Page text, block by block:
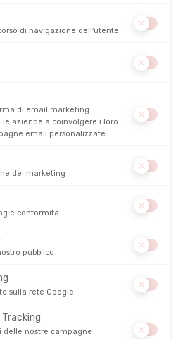
ML
€
DISPONIBILE - SPEDITO IN 24/48 ORE
80,00
per questo prodotto